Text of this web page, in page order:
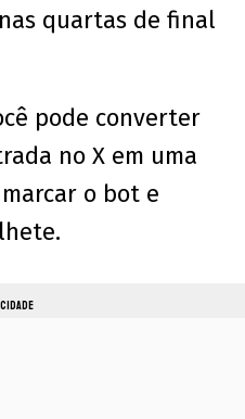
quartas de final
pode converter
no X em uma
o bot e